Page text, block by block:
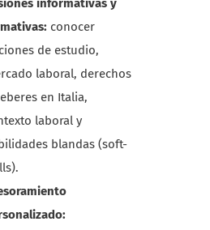
informativas y
conocer
de estudio,
laboral, derechos
en Italia,
laboral y
blandas (soft-